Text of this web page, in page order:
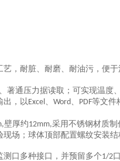
，耐脏、耐磨、耐油污，便
著通压力据读取；可实现温度
出，以Excel、 Word、 PDF等文件
壁厚约12mm,采用不锈钢材质制
场；球体顶部配置螺纹安装
口多种接口，并预留多个1/2